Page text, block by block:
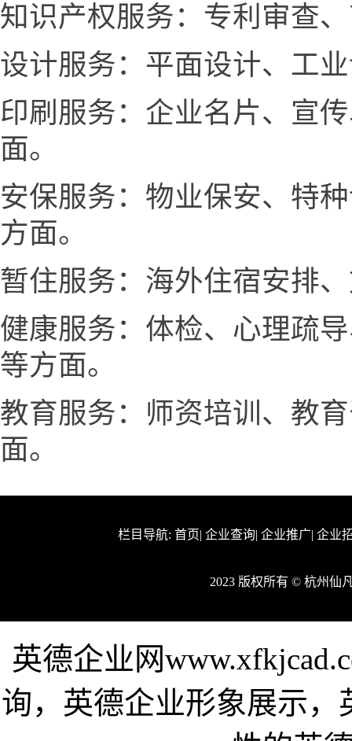
知识产权服务：专利审查
设计服务：平面设计、工
印刷服务：企业名片、宣
面。
安保服务：物业保安、特
方面。
暂住服务：海外住宿安排
健康服务：体检、心理疏
等方面。
教育服务：师资培训、教
面。
栏目导航: 首页| 企业查询| 企业推广| 企业
2023 版权所有 © 杭州仙
英德企业网
询，英德企业形象展示